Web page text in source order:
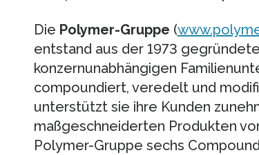
Die Polymer-Gruppe (
entstand aus der 1973
konzernunabhängigen
compoundiert, veredelt und
unterstützt sie ihre Kunden
maßgeschneiderten Produkten
Polymer-Gruppe sechs